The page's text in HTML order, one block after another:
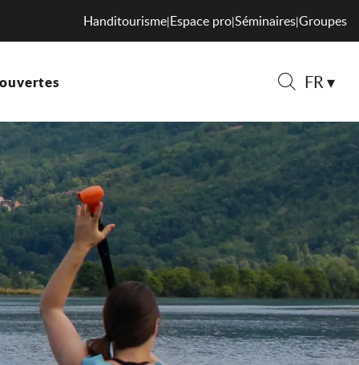
FR
Handitourisme|Espace pro|Séminaires|Groupes